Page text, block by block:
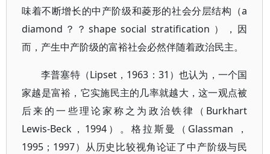
味着不断增长的中产阶级和菱形的社会分层结构（a
diamond？？shape social stratification ），因
而，产生中产阶级的富裕社会必然伴随着政治民主。
李普塞特（Lipset，1963：31）也认为，一个国
家越是富裕，它实施民主的几率就越大，这一观点被
后来的一些理论家称之为政治铁律（Burkhart
Lewis-Beck，1994）。格拉斯曼（Glassman ，
1995；1997）从历史比较视角论证了中产阶级与民